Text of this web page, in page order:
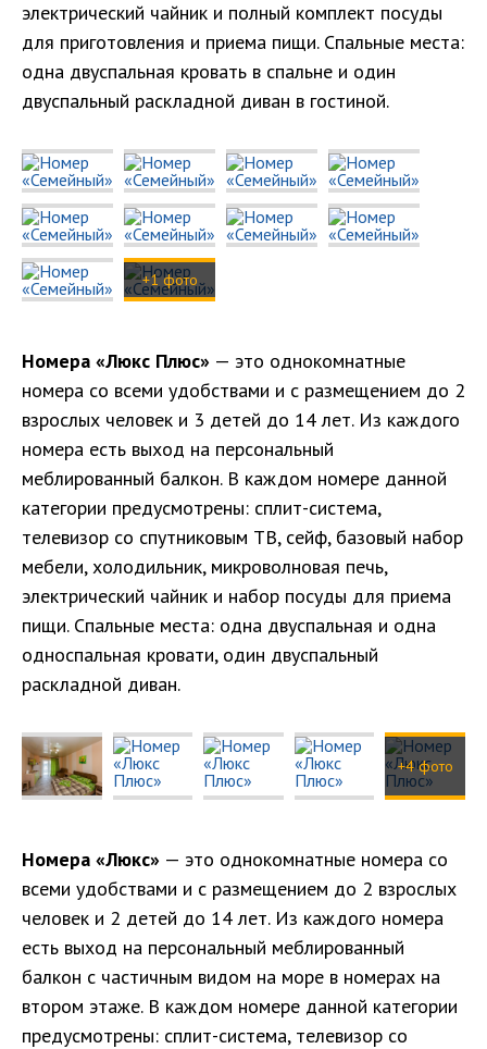
электрический чайник и полный комплект посуды
для приготовления и приема пищи. Спальные места:
одна двуспальная кровать в спальне и один
двуспальный раскладной диван в гостиной.
+1 фото
Номера «Люкс Плюс» — это однокомнатные
номера со всеми удобствами и с размещением до 2
взрослых человек и 3 детей до 14 лет. Из каждого
номера есть выход на персональный
меблированный балкон. В каждом номере данной
категории предусмотрены: сплит-система,
телевизор со спутниковым ТВ, сейф, базовый набор
мебели, холодильник, микроволновая печь,
электрический чайник и набор посуды для приема
пищи. Спальные места: одна двуспальная и одна
односпальная кровати, один двуспальный
раскладной диван.
+4 фото
Номера «Люкс» — это однокомнатные номера со
всеми удобствами и с размещением до 2 взрослых
человек и 2 детей до 14 лет. Из каждого номера
есть выход на персональный меблированный
балкон с частичным видом на море в номерах на
втором этаже. В каждом номере данной категории
предусмотрены: сплит-система, телевизор со